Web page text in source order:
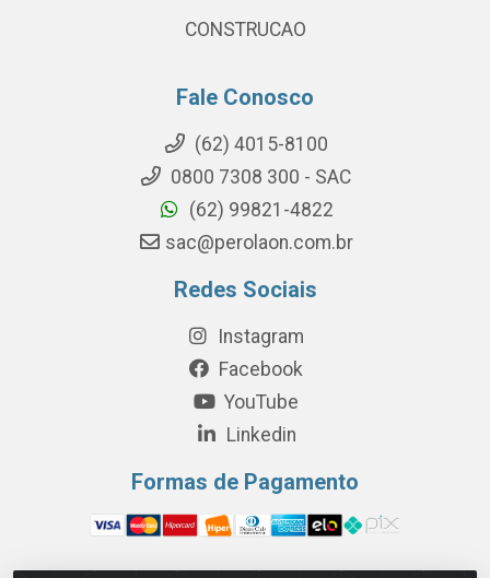
CONSTRUCAO
Fale Conosco
(62) 4015-8100
0800 7308 300 - SAC
(62) 99821-4822
sac@perolaon.com.br
Redes Sociais
Instagram
Facebook
YouTube
Linkedin
Formas de Pagamento